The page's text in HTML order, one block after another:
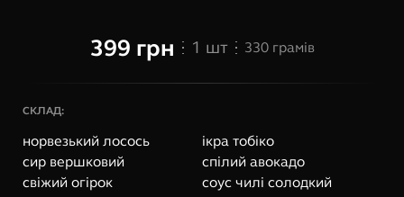
399 грн 1 шт 330 грамів
СКЛАД:
норвезький лосось
ікра тобіко
сир вершковий
спілий авокадо
свіжий огірок
соус чилі солодкий